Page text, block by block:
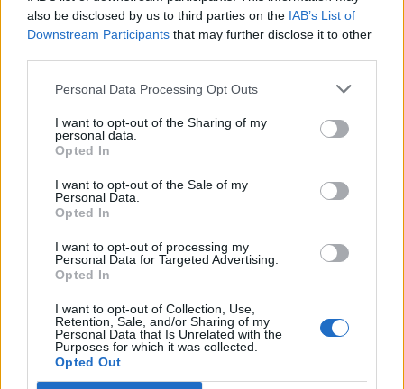
also be disclosed by us to third parties on the IAB’s List of
Downstream Participants that may further disclose it to other
Personal Data Processing Opt Outs
I want to opt-out of the Sharing of my
personal data.
Opted In
I want to opt-out of the Sale of my
Personal Data.
Opted In
I want to opt-out of processing my
Personal Data for Targeted Advertising.
Opted In
I want to opt-out of Collection, Use,
Retention, Sale, and/or Sharing of my
Personal Data that Is Unrelated with the
Purposes for which it was collected.
Opted Out
ΟΕΝΓΕ: Νέος πρόεδρος, ο ορθοπεδικός
εγκαύματα
healthstories